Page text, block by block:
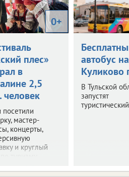
0+
плес»
в
2,5
человек
посетили
мастер-
концерты,
и круглый
автобус на
Куликово
В Тульской
запустят